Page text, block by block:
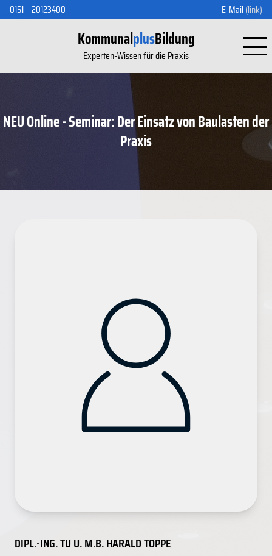
0151 – 20123400 E-Mail(link)
KommunalplusBildung
Experten-Wissen für die Praxis
NEU Online - Seminar: Der Einsatz von Baulasten der
Praxis
DIPL.-ING. TU U. M.B. HARALD TOPPE